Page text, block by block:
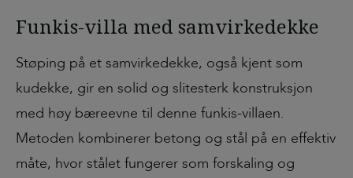
Funkis-villa med samvirkedekke
Støping på et samvirkedekke, også kjent som
kudekke, gir en solid og slitesterk konstruksjon
med høy bæreevne til denne funkis-villaen.
Metoden kombinerer betong og stål på en effektiv
måte, hvor stålet fungerer som forskaling og